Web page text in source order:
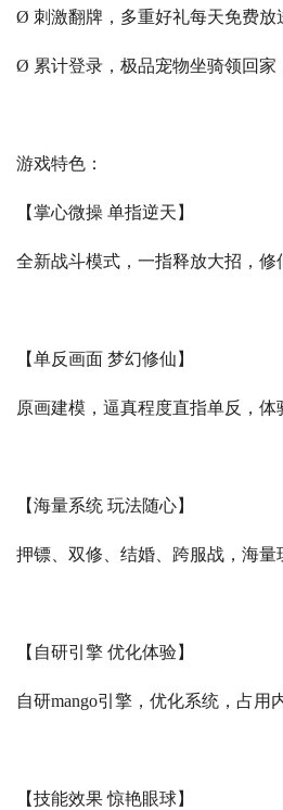
Ø 刺激翻牌，多重好礼每天免费放
Ø 累计登录，极品宠物坐骑领回家
游戏特色：
【掌心微操 单指逆天】
全新战斗模式，一指释放大招，修
【单反画面 梦幻修仙】
原画建模，逼真程度直指单反，体
【海量系统 玩法随心】
押镖、双修、结婚、跨服战，海量
【自研引擎 优化体验】
自研mango引擎，优化系统，占用
【技能效果 惊艳眼球】